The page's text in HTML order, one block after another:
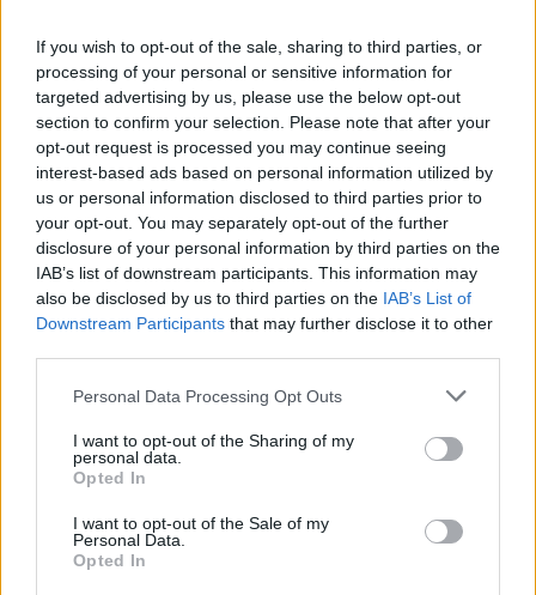
If you wish to opt-out of the sale, sharing to third parties, or
processing of your personal or sensitive information for
targeted advertising by us, please use the below opt-out
section to confirm your selection. Please note that after your
opt-out request is processed you may continue seeing
interest-based ads based on personal information utilized by
us or personal information disclosed to third parties prior to
your opt-out. You may separately opt-out of the further
disclosure of your personal information by third parties on the
IAB’s list of downstream participants. This information may
also be disclosed by us to third parties on the IAB’s List of
Downstream Participants that may further disclose it to other
Please note that this website/app uses one or more Google
not limited to your visit or usage behaviour. You may click to
grant or deny consent to Google and its third-party tags to
use your data for below specified purposes in below Google
consent section.
Personal Data Processing Opt Outs
I want to opt-out of the Sharing of my
personal data.
Opted In
I want to opt-out of the Sale of my
Personal Data.
Opted In
Kövess minket, és értesülj a friss
hírekről a Facebookon is!
Követem
SZTÁRBOX
KOCSIS DÉNES # PÁPAI JOCI #